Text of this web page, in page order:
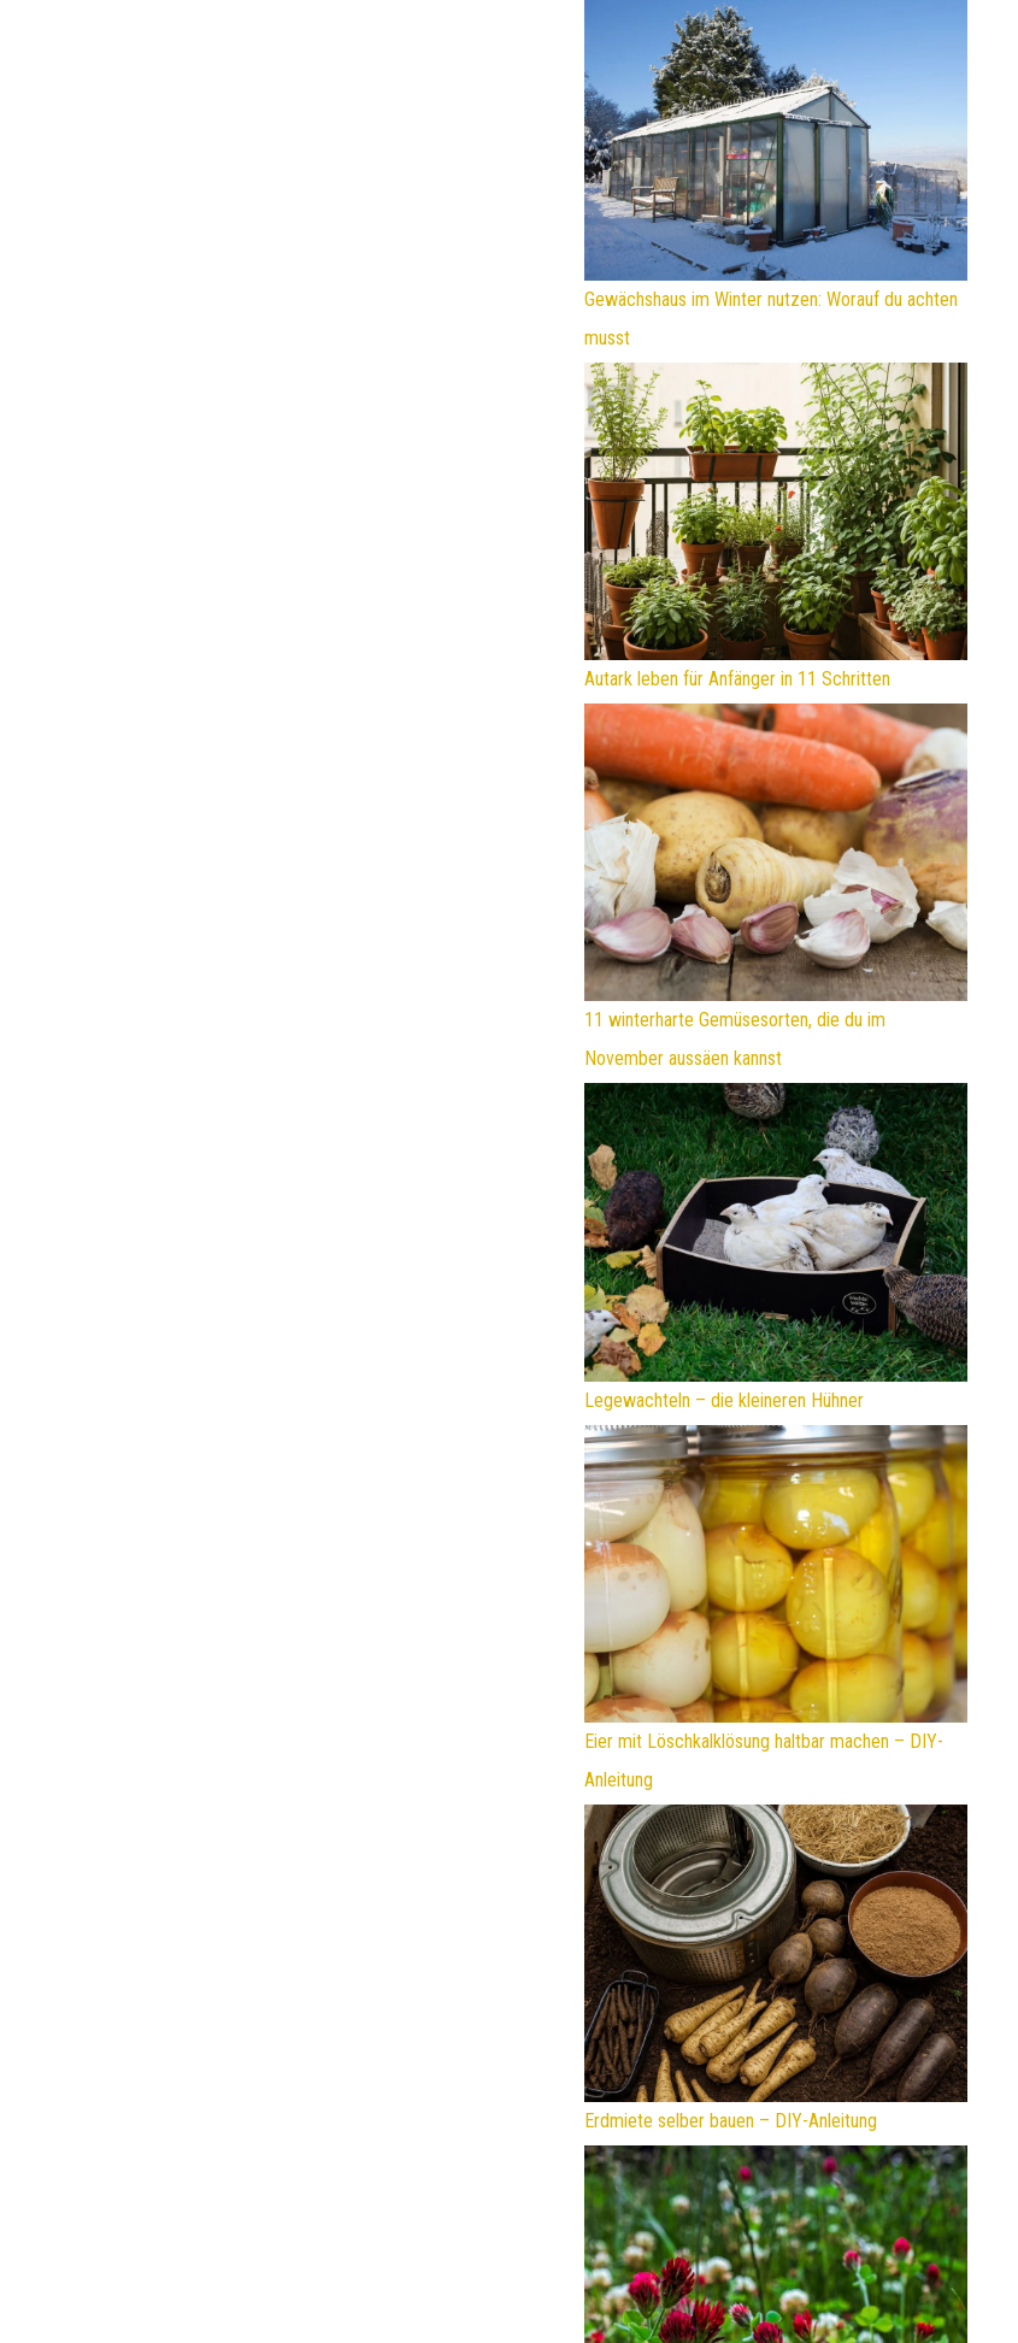
Gewächshaus im Winter nutzen: Worauf du achten
musst
Autark leben für Anfänger in 11 Schritten
11 winterharte Gemüsesorten, die du im
November aussäen kannst
Legewachteln – die kleineren Hühner
Eier mit Löschkalklösung haltbar machen – DIY-
Anleitung
Erdmiete selber bauen – DIY-Anleitung